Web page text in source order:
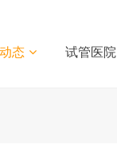
态 试管医院